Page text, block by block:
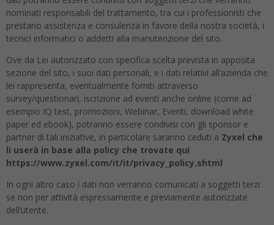
nominati responsabili del trattamento, tra cui i professionisti che
prestano assistenza e consulenza in favore della nostra società, i
tecnici informatici o addetti alla manutenzione del sito.
Ove da Lei autorizzato con specifica scelta prevista in apposita
sezione del sito, i suoi dati personali, e i dati relativi all’azienda che
lei rappresenta, eventualmente forniti attraverso
survey/questionari, iscrizione ad eventi anche online (come ad
esempio IQ test, promozioni, Webinar, Eventi, download white
paper ed ebook), potranno essere condivisi con gli sponsor e
partner di tali iniziative, in particolare saranno ceduti a Zyxel che
li userà in base alla policy che trovate qui
https://www.zyxel.com/it/it/privacy_policy.shtml
In ogni altro caso i dati non verranno comunicati a soggetti terzi
se non per attività espressamente e previamente autorizzate
dell’utente.